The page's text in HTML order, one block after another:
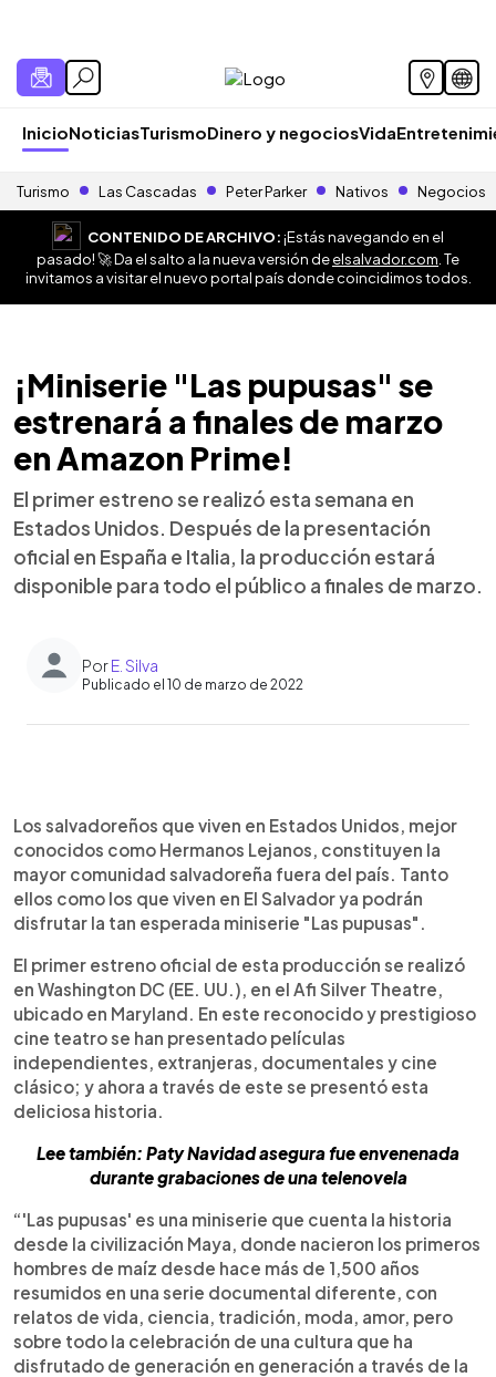
InicioNoticiasTurismoDinero y negociosVida
Turismo Las Cascadas Peter Parker Nativos Negocios
CONTENIDO DE ARCHIVO:¡Estás navegando en el
pasado! 🚀 Da el salto a la nueva versión deelsalvador.com . Te
invitamos a visitar el nuevo portal país donde coincidimos todos.
¡Miniserie "Las pupusas" se
estrenará a finales de marzo
en Amazon Prime!
El primer estreno se realizó esta semana en
Estados Unidos. Después de la presentación
oficial en España e Italia, la producción estará
disponible para todo el público a finales de marzo.
PorE. Silva
Publicado el 10 de marzo de 2022
► Escuchar artículo
Los salvadoreños que viven en Estados Unidos, mejor
conocidos como Hermanos Lejanos, constituyen la
mayor comunidad salvadoreña fuera del país. Tanto
ellos como los que viven en El Salvador ya podrán
disfrutar la tan esperada miniserie "Las pupusas".
El primer estreno oficial de esta producción se realizó
en Washington DC (EE. UU.), en el Afi Silver Theatre,
ubicado en Maryland. En este reconocido y prestigioso
cine teatro se han presentado películas
independientes, extranjeras, documentales y cine
clásico; y ahora a través de este se presentó esta
deliciosa historia.
Lee también: Paty Navidad asegura fue envenenada
durante grabaciones de una telenovela
“'Las pupusas' es una miniserie que cuenta la historia
desde la civilización Maya, donde nacieron los primeros
hombres de maíz desde hace más de 1,500 años
resumidos en una serie documental diferente, con
relatos de vida, ciencia, tradición, moda, amor, pero
sobre todo la celebración de una cultura que ha
disfrutado de generación en generación a través de la